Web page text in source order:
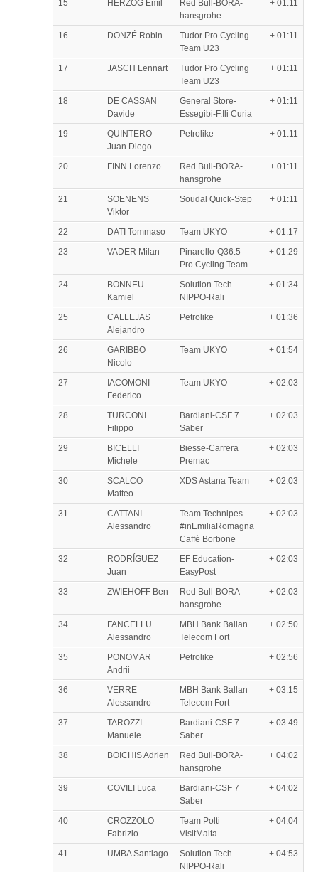
15 HERZOG Emil
Red Bull-BORA-
hansgrohe
+ 01:11
16 DONZÉ Robin
Tudor Pro Cycling
Team U23
+ 01:11
17 JASCH Lennart
Tudor Pro Cycling
Team U23
+ 01:11
18
DE CASSAN
Davide
General Store-
Essegibi-F.Ili Curia
+ 01:11
19
QUINTERO
Juan Diego
Petrolike + 01:11
20 FINN Lorenzo
Red Bull-BORA-
hansgrohe
+ 01:11
21
SOENENS
Viktor
Soudal Quick-Step + 01:11
22 DATI Tommaso Team UKYO
+ 01:17
23
VADER Milan
Pinarello-Q36.5
Pro Cycling Team
+ 01:29
24
BONNEU
Kamiel
Solution Tech-
NIPPO-Rali
+ 01:34
25
CALLEJAS
Alejandro
Petrolike + 01:36
26
GARIBBO
Nicolo
Team UKYO + 01:54
27
IACOMONI
Federico
Team UKYO + 02:03
28
TURCONI
Filippo
Bardiani-CSF 7
Saber
+ 02:03
29
BICELLI
Michele
Biesse-Carrera
Premac
+ 02:03
30
SCALCO
Matteo
XDS Astana Team + 02:03
31
CATTANI
Alessandro
Team Technipes
#inEmiliaRomagna
Caffè Borbone
+ 02:03
32
RODRÍGUEZ
Juan
EF Education-
EasyPost
+ 02:03
33 ZWIEHOFF Ben
Red Bull-BORA-
hansgrohe
+ 02:03
34
FANCELLU
Alessandro
MBH Bank Ballan
Telecom Fort
+ 02:50
35
PONOMAR
Andrii
Petrolike + 02:56
36
VERRE
Alessandro
MBH Bank Ballan
Telecom Fort
+ 03:15
37
TAROZZI
Manuele
Bardiani-CSF 7
Saber
+ 03:49
38 BOICHIS Adrien
Red Bull-BORA-
hansgrohe
+ 04:02
39 COVILI Luca
Bardiani-CSF 7
Saber
+ 04:02
40
CROZZOLO
Fabrizio
Team Polti
VisitMalta
+ 04:04
41 UMBA Santiago
Solution Tech-
NIPPO-Rali
+ 04:53